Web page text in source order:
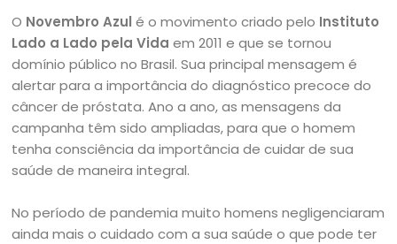
O Novembro Azul é o movimento criado pelo Instituto
Lado a Lado pela Vida em 2011 e que se tornou
domínio público no Brasil. Sua principal mensagem é
alertar para a importância do diagnóstico precoce do
câncer de próstata. Ano a ano, as mensagens da
campanha têm sido ampliadas, para que o homem
tenha consciência da importância de cuidar de sua
saúde de maneira integral.
No período de pandemia muito homens negligenciaram
ainda mais o cuidado com a sua saúde o que pode ter